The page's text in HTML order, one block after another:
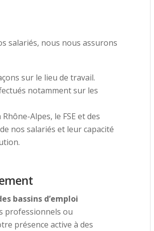
salariés, nous nous assurons
sur le lieu de travail.
notamment sur les
Alpes, le FSE et des
nos salariés et leur capacité
bassins d’emploi
professionnels ou
présence active à des